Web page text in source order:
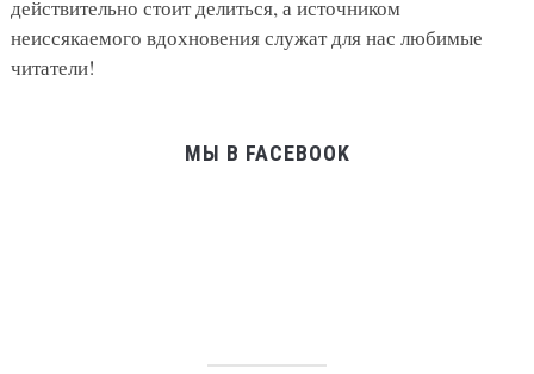
действительно стоит делиться, а источником
неиссякаемого вдохновения служат для нас любимые
читатели!
МЫ В FACEBOOK